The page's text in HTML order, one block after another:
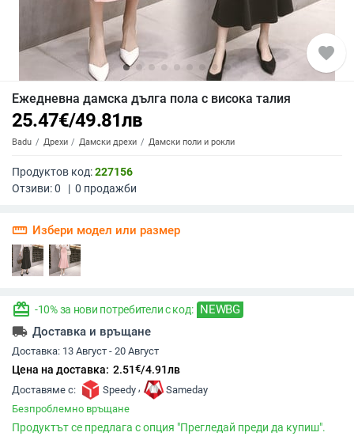
favorite
Ежедневна дамска дълга пола с висока талия
25.47€/49.81лв
Badu Дрехи Дамски дрехи Дамски поли и рокли
Продуктов код:227156
Отзиви:0 | 0 продажби
straighten Избери модел или размер
redeem -10% за нови потребители с код: NEWBG
local_shipping Доставка и връщане
Доставка: 13 Август - 20 Август
Цена на доставка: 2.51€/4.91лв
Доставяме с: Speedy ,
Sameday
Безпроблемно връщане
Продуктът се предлага с опция "Прегледай преди да купиш".